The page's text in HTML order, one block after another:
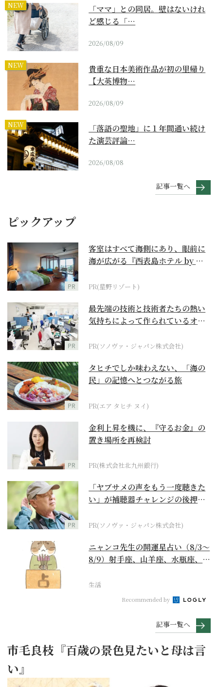
NEW
「ママ」との同居。壁はないけれ
ど感じる「…
2026/08/09
NEW
貴重な日本美術作品が初の里帰り
【大英博物…
2026/08/09
NEW
「落語の聖地」に１年間通い続け
た演芸評論…
2026/08/08
記事一覧へ
ピックアップ
PR
客室はすべて海側にあり、眼前に
海が広がる『西表島ホテル by 星
PR(星野リゾート)
PR
最先端の技術と技術者たちの熱い
気持ちによって作られているオー
PR(ソノヴァ・ジャパン株式会社)
PR
タヒチでしか味わえない、「海の
民」の記憶へとつながる旅
PR(エア タヒチ ヌイ)
PR
金利上昇を機に、『守るお金』の
置き場所を再検討
PR(株式会社北九州銀行)
PR
「ヤブサメの声をもう一度聴きた
い」が補聴器チャレンジの後押し
PR(ソノヴァ・ジャパン株式会社)
ニャンコ先生の開運星占い（8/3～
8/9）射手座、山羊座、水瓶座、魚
生活
Recommended by
記事一覧へ
市毛良枝『百歳の景色見たいと母は言
い』